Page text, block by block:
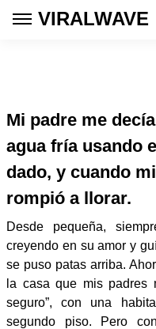
VIRALWAVE
Mi padre me
agua fría usando
dado, y cuando
rompió a llorar.
Desde pequeña,
creyendo en su amor y
se puso patas arriba.
la casa que mis padres
seguro”, con una
segundo piso. Pero